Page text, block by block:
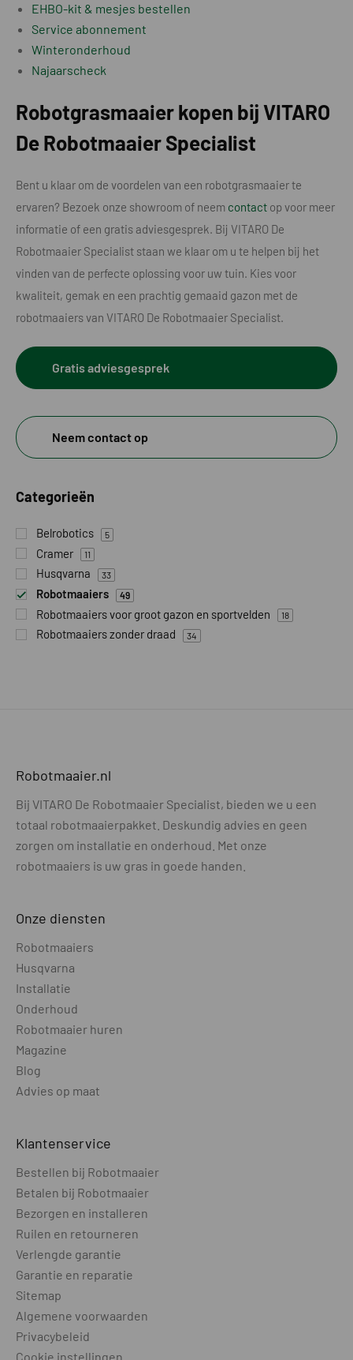
Categorieën
Belrobotics 5
Cramer 11
Husqvarna 33
Robotmaaiers 49
Robotmaaiers voor groot gazon en sportvelden 18
Robotmaaiers zonder draad 34
EHBO-kit & mesjes bestellen
Service abonnement
Winteronderhoud
Najaarscheck
Robotgrasmaaier kopen bij VITARO
De Robotmaaier Specialist
Bent u klaar om de voordelen van een robotgrasmaaier te
ervaren? Bezoek onze showroom of neem contact op voor meer
informatie of een gratis adviesgesprek. Bij VITARO De
Robotmaaier Specialist staan we klaar om u te helpen bij het
vinden van de perfecte oplossing voor uw tuin. Kies voor
kwaliteit, gemak en een prachtig gemaaid gazon met de
robotmaaiers van VITARO De Robotmaaier Specialist.
Gratis adviesgesprek
Neem contact op
Robotmaaier.nl
Bij VITARO De Robotmaaier Specialist, bieden we u een
totaal robotmaaierpakket. Deskundig advies en geen
zorgen om installatie en onderhoud. Met onze
robotmaaiers is uw gras in goede handen.
Onze diensten
Robotmaaiers
Husqvarna
Installatie
Onderhoud
Robotmaaier huren
Magazine
Blog
Advies op maat
Klantenservice
Bestellen bij Robotmaaier
Betalen bij Robotmaaier
Bezorgen en installeren
Ruilen en retourneren
Verlengde garantie
Garantie en reparatie
Sitemap
Algemene voorwaarden
Privacybeleid
Cookie instellingen